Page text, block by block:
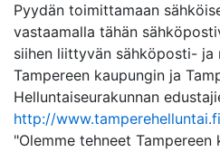
Pyydän toimittamaan
vastaamalla tähän
siihen liittyvän sähköposti- ja
Tampereen kaupungin ja
Helluntaiseurakunnan
http://
"Olemme tehneet